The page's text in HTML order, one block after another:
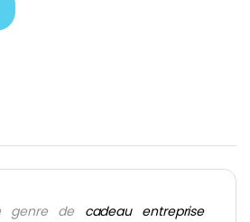
genre de cadeau entreprise